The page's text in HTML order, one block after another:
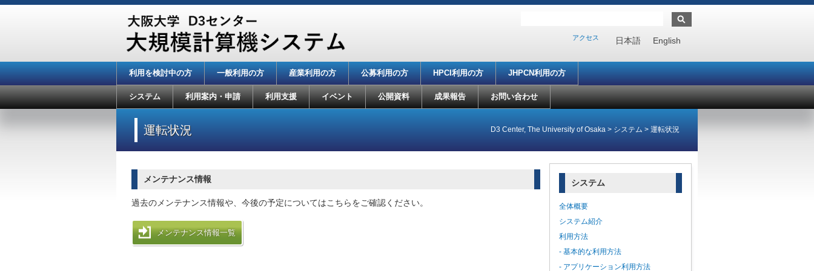
日本語 English
アクセス
利用を検討中の方 一般利用の方 産業利用の方 公募利用の方 HPCI利用の方 JHPCN利用の方
システム 利用案内・申請 利用支援 イベント 公開資料 成果報告 お問い合わせ
運転状況 D3 Center, The University of Osaka > システム > 運転状況
メンテナンス情報
過去のメンテナンス情報や、今後の予定についてはこちらをご確認ください。
メンテナンス情報一覧
システム
全体概要
システム紹介
利用方法
- 基本的な利用方法
- アプリケーション利用方法